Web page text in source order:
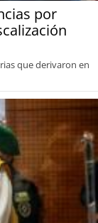
por
que derivaron en